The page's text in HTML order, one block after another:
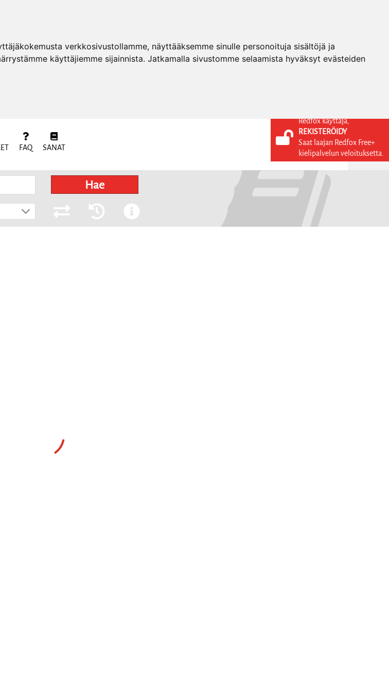
verkkosivustollamme, näyttääksemme sinulle personoituja sisältöjä ja
käyttäjiemme sijainnista. Jatkamalla sivustomme selaamista hyväksyt evästeiden
FAQ SANAT
KIRJAUDU SISÄÄN
REKISTERÖIDY
FI
Hae
Redfox käyttäjä,
REKISTERÖIDY
Saat laajan Redfox Free+
kielipalvelun veloituksetta.